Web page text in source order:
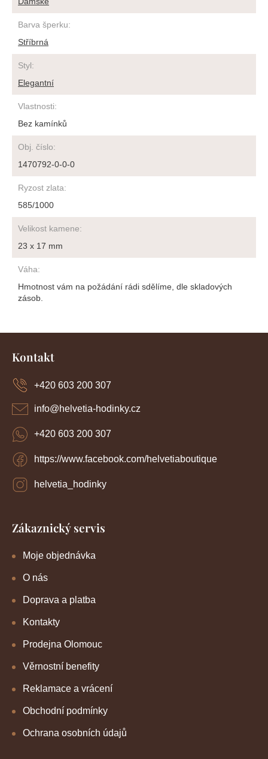
Barva šperku:
Stříbrná
Styl:
Elegantní
Vlastnosti:
Bez kamínků
Obj. číslo:
1470792-0-0-0
Ryzost zlata:
585/1000
Velikost kamene:
23 x 17 mm
Váha:
Hmotnost vám na požádání rádi sdělíme, dle skladových
zásob.
Kontakt
info@helvetia-hodinky.cz
+420 603 200 307
https://www.facebook.com/helvetiaboutique
helvetia_hodinky
+420 603 200 307
Zákaznický servis
Moje objednávka
O nás
Doprava a platba
Kontakty
Prodejna Olomouc
Věrnostní benefity
Reklamace a vrácení
Obchodní podmínky
Ochrana osobních údajů